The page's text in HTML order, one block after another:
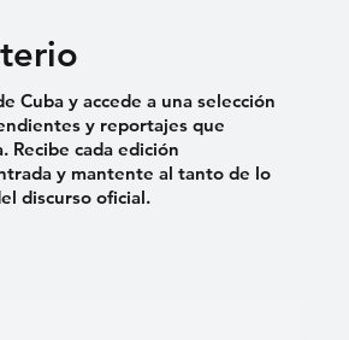
Cuba y accede a una selección
y reportajes que
Recibe cada edición
y mantente al tanto de lo
discurso oficial.